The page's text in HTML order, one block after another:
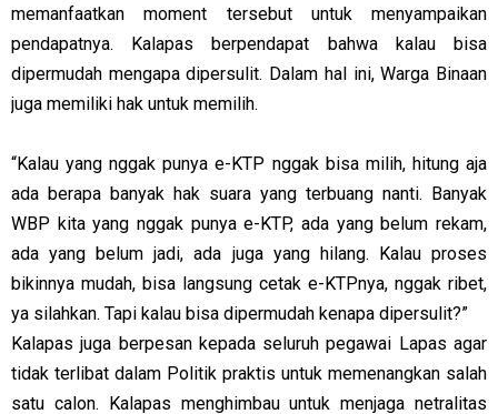
memanfaatkan moment tersebut untuk menyampaikan
pendapatnya. Kalapas berpendapat bahwa kalau bisa
dipermudah mengapa dipersulit. Dalam hal ini, Warga Binaan
juga memiliki hak untuk memilih.
“Kalau yang nggak punya e-KTP nggak bisa milih, hitung aja
ada berapa banyak hak suara yang terbuang nanti. Banyak
WBP kita yang nggak punya e-KTP, ada yang belum rekam,
ada yang belum jadi, ada juga yang hilang. Kalau proses
bikinnya mudah, bisa langsung cetak e-KTPnya, nggak ribet,
ya silahkan. Tapi kalau bisa dipermudah kenapa dipersulit?”
Kalapas juga berpesan kepada seluruh pegawai Lapas agar
tidak terlibat dalam Politik praktis untuk memenangkan salah
satu calon. Kalapas menghimbau untuk menjaga netralitas